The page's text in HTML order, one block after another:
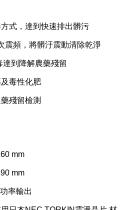
式，達到快速排出髒污
震頻 ，將髒汙震動清除乾淨
到降解農藥殘留
毒性化肥
殘留檢測
mm
mm
率輸出